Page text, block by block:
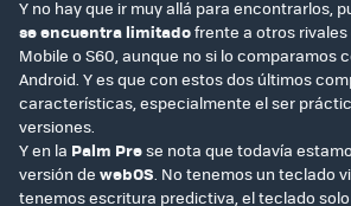
Y no hay que ir muy allá para encontrarlos,
se encuentra limitadofrente a otros
Mobile o S60, aunque no si lo comparamos
Android. Y es que con estos dos últimos
características, especialmente el ser
versiones.
Y en la Palm Prese nota que todavía
versión de webOS. No tenemos un teclado
tenemos escritura predictiva, el teclado